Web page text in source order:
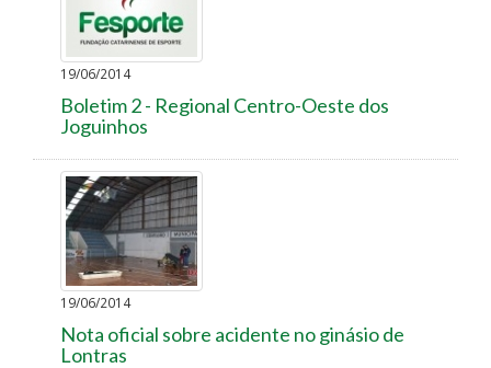
19/06/2014
Boletim 2 - Regional Centro-Oeste dos
Joguinhos
19/06/2014
Nota oficial sobre acidente no ginásio de
Lontras